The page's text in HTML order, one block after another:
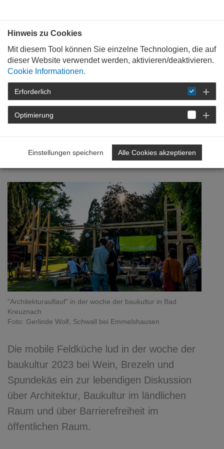
STARTSEITE DETAIL
Architektur-Auflauf im
Schlosspark
"Architekturauflauf" in der woche der baukultur in Bad
Kreuznach
Foto: Gerlinde Wolf, Schwall bei Emmelshausen
Die mobile Feldküche lud in der woche der
baukultur 2023 bei Wein, Brezeln und
Spundekäs ein zur lebendigen Diskussion
über Architektur, Baukultur im ländlichen
Raum und über Barrierefreiheit im
öffentlichen Raum.
Hinweis zu Cookies
Mit diesem Tool können Sie einzelne Technologien, die auf
dieser Website verwendet werden, aktivieren/deaktivieren.
Cookie Informationen.
Erforderlich
Optimierung
Einstellungen speichern Alle Cookies akzeptieren